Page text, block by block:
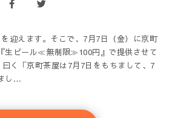
迎えます。そこで、7月7日（金）に京町
生ビール≪無制限≫100円』で提供させて
く「京町茶屋は7月7日をもちまして、7
し…